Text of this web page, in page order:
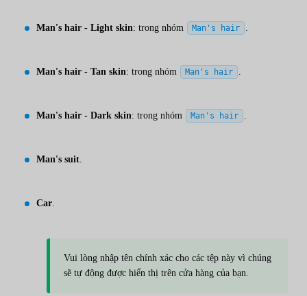
Man's hair - Light skin: trong nhóm Man's hair
Man's hair - Tan skin: trong nhóm Man's hair
Man's hair - Dark skin: trong nhóm Man's hair
Man's suit
Car
Vui lòng nhập tên chính xác cho các tệp này vì chúng
sẽ tự động được hiển thị trên cửa hàng của bạn.